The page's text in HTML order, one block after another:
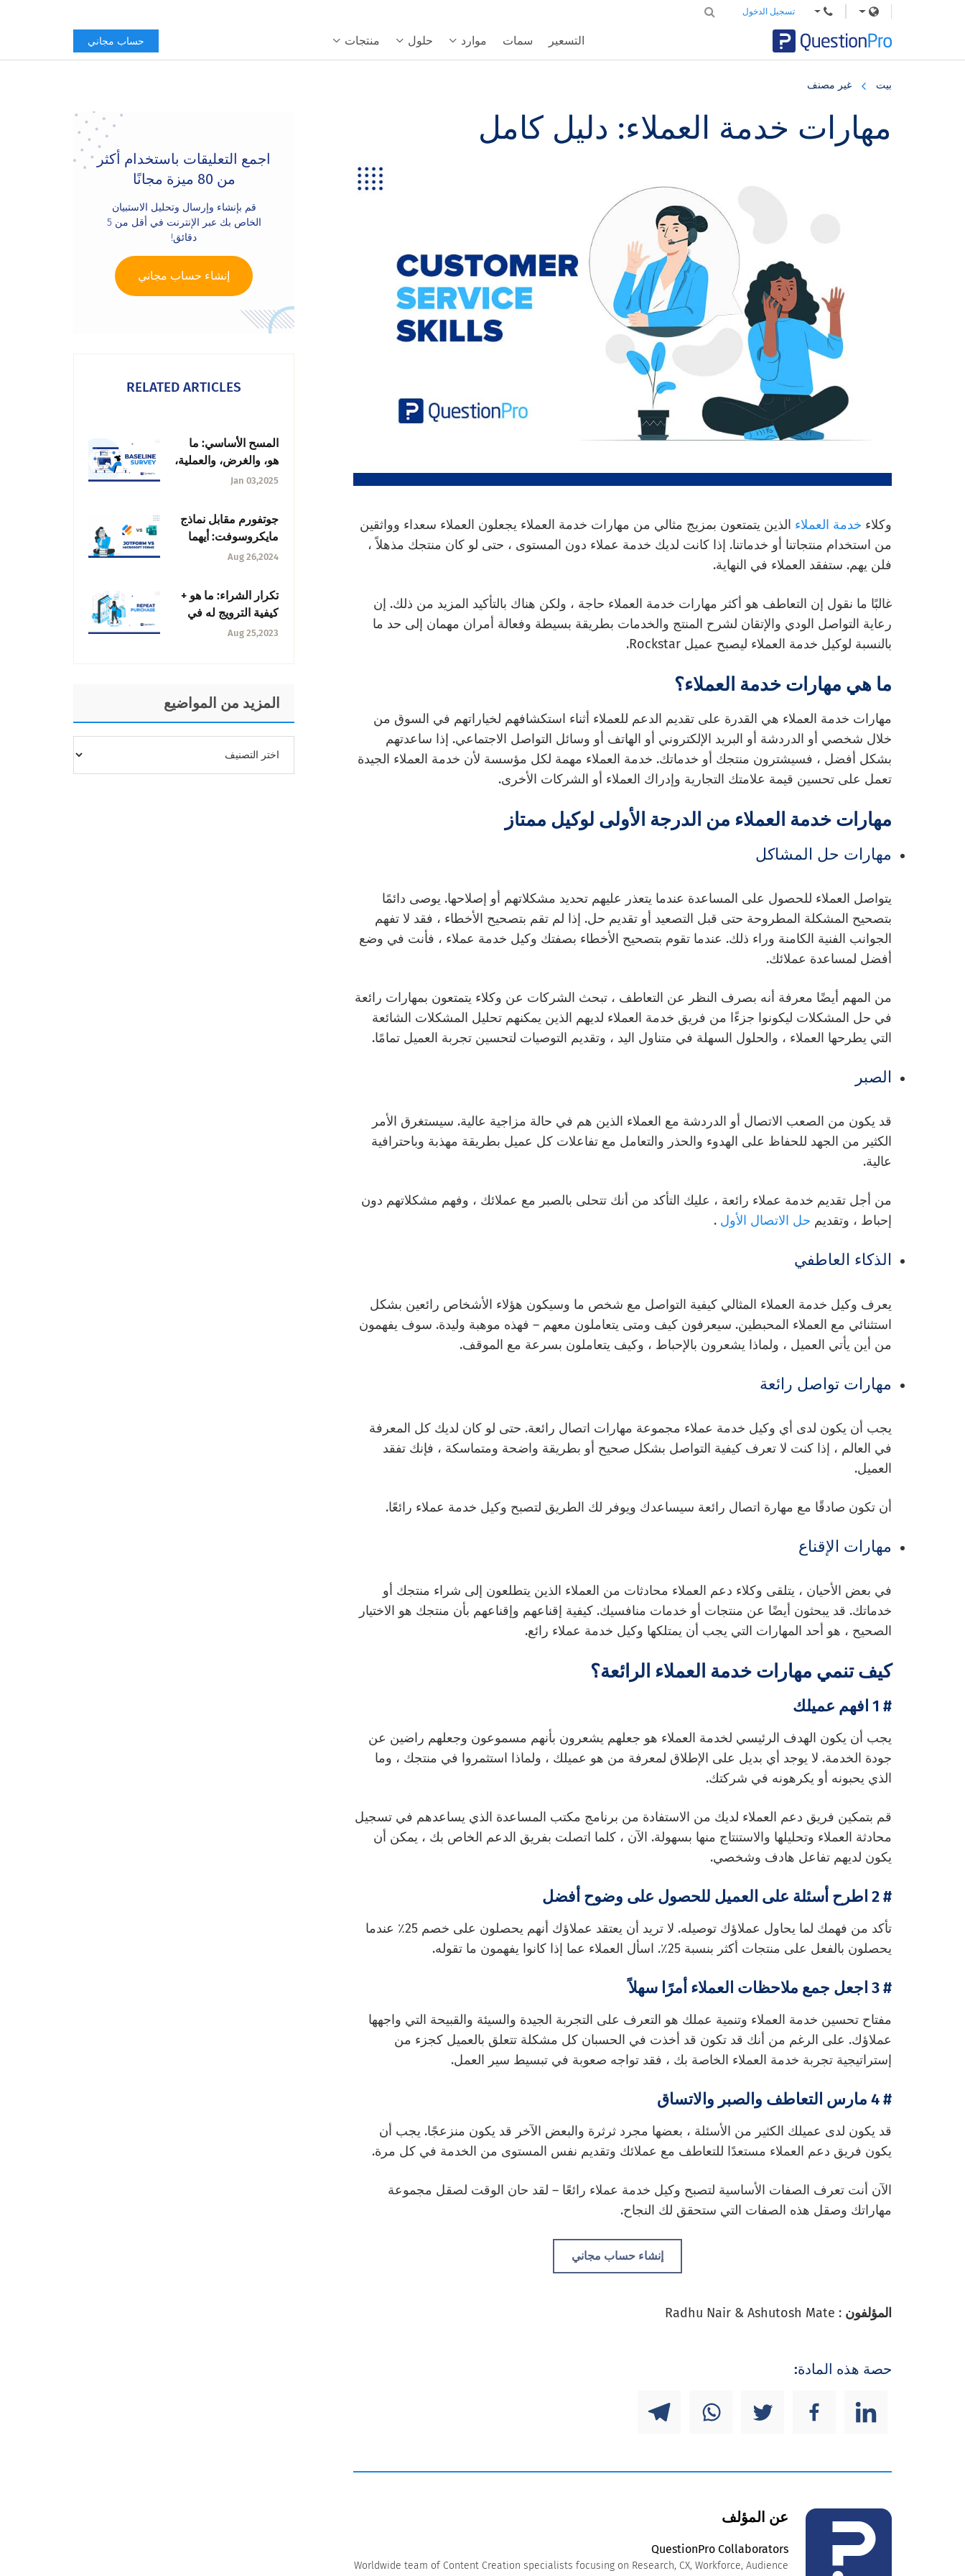
منتجات حلول موارد سمات التسعير
تسجيل الدخول
حساب مجاني
بيت غير مصنف
مهارات خدمة العملاء: دليل كامل
وكلاء خدمة العملاء الذين يتمتعون بمزيج مثالي من مهارات خدمة العملاء يجعلون العملاء سعداء وواثقين
من استخدام منتجاتنا أو خدماتنا. إذا كانت لديك خدمة عملاء دون المستوى ، حتى لو كان منتجك مذهلاً ،
فلن يهم. ستفقد العملاء في النهاية.
غالبًا ما نقول إن التعاطف هو أكثر مهارات خدمة العملاء حاجة ، ولكن هناك بالتأكيد المزيد من ذلك. إن
رعاية التواصل الودي والإتقان لشرح المنتج والخدمات بطريقة بسيطة وفعالة أمران مهمان إلى حد ما
بالنسبة لوكيل خدمة العملاء ليصبح عميل Rockstar.
ما هي مهارات خدمة العملاء؟
مهارات خدمة العملاء هي القدرة على تقديم الدعم للعملاء أثناء استكشافهم لخياراتهم في السوق من
خلال شخصي أو الدردشة أو البريد الإلكتروني أو الهاتف أو وسائل التواصل الاجتماعي. إذا ساعدتهم
بشكل أفضل ، فسيشترون منتجك أو خدماتك. خدمة العملاء مهمة لكل مؤسسة لأن خدمة العملاء الجيدة
تعمل على تحسين قيمة علامتك التجارية وإدراك العملاء أو الشركات الأخرى.
مهارات خدمة العملاء من الدرجة الأولى لوكيل ممتاز
مهارات حل المشاكل
يتواصل العملاء للحصول على المساعدة عندما يتعذر عليهم تحديد مشكلاتهم أو إصلاحها. يوصى دائمًا
بتصحيح المشكلة المطروحة حتى قبل التصعيد أو تقديم حل. إذا لم تقم بتصحيح الأخطاء ، فقد لا تفهم
الجوانب الفنية الكامنة وراء ذلك. عندما تقوم بتصحيح الأخطاء بصفتك وكيل خدمة عملاء ، فأنت في وضع
أفضل لمساعدة عملائك.
من المهم أيضًا معرفة أنه بصرف النظر عن التعاطف ، تبحث الشركات عن وكلاء يتمتعون بمهارات رائعة
في حل المشكلات ليكونوا جزءًا من فريق خدمة العملاء لديهم الذين يمكنهم تحليل المشكلات الشائعة
التي يطرحها العملاء ، والحلول السهلة في متناول اليد ، وتقديم التوصيات لتحسين تجربة العميل تمامًا.
الصبر
قد يكون من الصعب الاتصال أو الدردشة مع العملاء الذين هم في حالة مزاجية عالية. سيستغرق الأمر
الكثير من الجهد للحفاظ على الهدوء والحذر والتعامل مع تفاعلات كل عميل بطريقة مهذبة وباحترافية
عالية.
من أجل تقديم خدمة عملاء رائعة ، عليك التأكد من أنك تتحلى بالصبر مع عملائك ، وفهم مشكلاتهم دون
إحباط ، وتقديم حل الاتصال الأول .
الذكاء العاطفي
يعرف وكيل خدمة العملاء المثالي كيفية التواصل مع شخص ما وسيكون هؤلاء الأشخاص رائعين بشكل
استثنائي مع العملاء المحبطين. سيعرفون كيف ومتى يتعاملون معهم – فهذه موهبة وليدة. سوف يفهمون
من أين يأتي العميل ، ولماذا يشعرون بالإحباط ، وكيف يتعاملون بسرعة مع الموقف.
مهارات تواصل رائعة
يجب أن يكون لدى أي وكيل خدمة عملاء مجموعة مهارات اتصال رائعة. حتى لو كان لديك كل المعرفة
في العالم ، إذا كنت لا تعرف كيفية التواصل بشكل صحيح أو بطريقة واضحة ومتماسكة ، فإنك تفقد
العميل.
أن تكون صادقًا مع مهارة اتصال رائعة سيساعدك ويوفر لك الطريق لتصبح وكيل خدمة عملاء رائعًا.
مهارات الإقناع
في بعض الأحيان ، يتلقى وكلاء دعم العملاء محادثات من العملاء الذين يتطلعون إلى شراء منتجك أو
خدماتك. قد يبحثون أيضًا عن منتجات أو خدمات منافسيك. كيفية إقناعهم وإقناعهم بأن منتجك هو الاختيار
الصحيح ، هو أحد المهارات التي يجب أن يمتلكها وكيل خدمة عملاء رائع.
كيف تنمي مهارات خدمة العملاء الرائعة؟
# 1 افهم عميلك
يجب أن يكون الهدف الرئيسي لخدمة العملاء هو جعلهم يشعرون بأنهم مسموعون وجعلهم راضين عن
جودة الخدمة. لا يوجد أي بديل على الإطلاق لمعرفة من هو عميلك ، ولماذا استثمروا في منتجك ، وما
الذي يحبونه أو يكرهونه في شركتك.
قم بتمكين فريق دعم العملاء لديك من الاستفادة من برنامج مكتب المساعدة الذي يساعدهم في تسجيل
محادثة العملاء وتحليلها والاستنتاج منها بسهولة. الآن ، كلما اتصلت بفريق الدعم الخاص بك ، يمكن أن
يكون لديهم تفاعل هادف وشخصي.
# 2 اطرح أسئلة على العميل للحصول على وضوح أفضل
تأكد من فهمك لما يحاول عملاؤك توصيله. لا تريد أن يعتقد عملاؤك أنهم يحصلون على خصم 25٪ عندما
يحصلون بالفعل على منتجات أكثر بنسبة 25٪. اسأل العملاء عما إذا كانوا يفهمون ما تقوله.
# 3 اجعل جمع ملاحظات العملاء أمرًا سهلاً
مفتاح تحسين خدمة العملاء وتنمية عملك هو التعرف على التجربة الجيدة والسيئة والقبيحة التي واجهها
عملاؤك. على الرغم من أنك قد تكون قد أخذت في الحسبان كل مشكلة تتعلق بالعميل كجزء من
إستراتيجية تجربة خدمة العملاء الخاصة بك ، فقد تواجه صعوبة في تبسيط سير العمل.
# 4 مارس التعاطف والصبر والاتساق
قد يكون لدى عميلك الكثير من الأسئلة ، بعضها مجرد ثرثرة والبعض الآخر قد يكون منزعجًا. يجب أن
يكون فريق دعم العملاء مستعدًا للتعاطف مع عملائك وتقديم نفس المستوى من الخدمة في كل مرة.
الآن أنت تعرف الصفات الأساسية لتصبح وكيل خدمة عملاء رائعًا – لقد حان الوقت لصقل مجموعة
مهاراتك وصقل هذه الصفات التي ستحقق لك النجاح.
إنشاء حساب مجاني
المؤلفون : Radhu Nair & Ashutosh Mate
حصة هذه المادة:
عن المؤلف
QuestionPro Collaborators
Worldwide team of Content Creation specialists focusing on Research, CX, Workforce, Audience
Sidebar
اجمع التعليقات باستخدام أكثر
من 80 ميزة مجانًا
قم بإنشاء وإرسال وتحليل الاستبيان
الخاص بك عبر الإنترنت في أقل من 5
دقائق!
إنشاء حساب مجاني
RELATED ARTICLES
المسح الأساسي: ما
هو، والغرض، والعملية،
وأفضل الممارسات
Jan 03,2025
جوتفورم مقابل نماذج
مايكروسوفت: أيهما
يجب أن تختار؟
Aug 26,2024
تكرار الشراء: ما هو +
كيفية الترويج له في
الأعمال التجارية؟
Aug 25,2023
المزيد من المواضيع
المواضيع